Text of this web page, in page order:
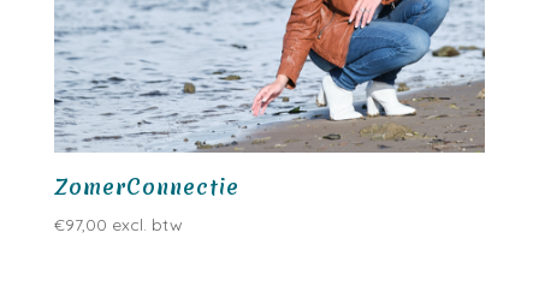
ZomerConnectie
€97,00 excl. btw